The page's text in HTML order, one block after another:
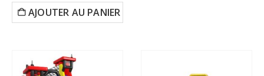
AJOUTER AU PANIER